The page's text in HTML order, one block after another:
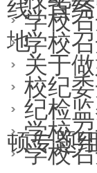
线 | 首
地
学校
学校
关于
校纪
纪检
顿专题
学校
学校